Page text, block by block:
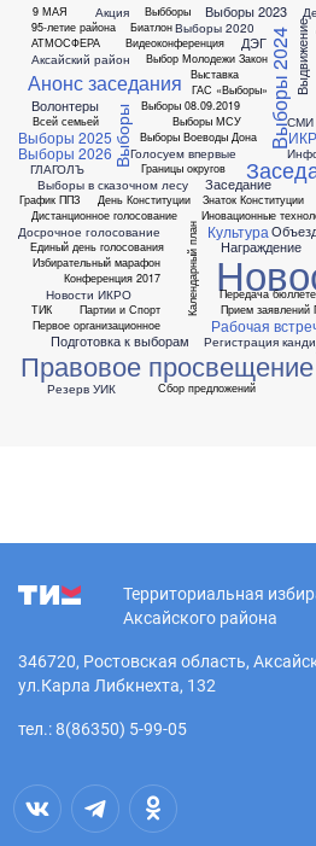
9 МАЯ
95-летие района
АТМОСФЕРА
Аксайский район
Акция
Анонс заседания
Биатлон
Видеоконференция
Волонтеры
Всей семьей
Выбборы
Выбор Молодежи
Выборы Выборы 08.09.2019
Выборы 2020
Выборы 2023
Выборы 2024
Выборы 2025
Выборы 2026
Выборы Воеводы Дона
Выборы МСУ
Выборы в сказочном лесу
Выдвижение
Выставка
ГАС «Выборы»
ГЛАГОЛЪ
Голосуем впервые
Границы округов
График ППЗ
ДЭГ
День Конституции
Дистанционное голосование
Досрочное голосование
Единый день голосования
Закон
Заседание
Знаток Конституции
Избирательный марафон
Иновационные
Календарный план
Конференция 2017
Культура
Награждение
Новости ИКРО
Партии и Спорт
Первое организационное
Передача
Подготовка к выборам
Правовое просвещение
Прием заявлений
Рабочая
Регистрация
Резерв УИК
СМИ
Сбор предложений
ТИК
Территориальная
Аксайского района
346720, Ростовская область,
ул.Карла Либкнехта, 132
тел.: 8(86350) 5-99-05